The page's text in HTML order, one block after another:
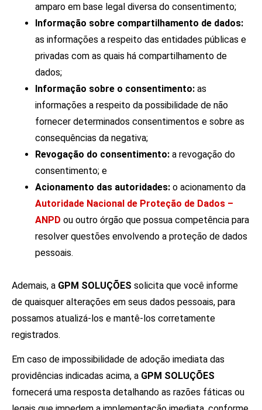
amparo em base legal diversa do consentimento;
Informação sobre compartilhamento de dados:
as informações a respeito das entidades públicas e
privadas com as quais há compartilhamento de
dados;
Informação sobre o consentimento: as
informações a respeito da possibilidade de não
fornecer determinados consentimentos e sobre as
consequências da negativa;
Revogação do consentimento: a revogação do
consentimento; e
Acionamento das autoridades: o acionamento da
Autoridade Nacional de Proteção de Dados –
ANPD ou outro órgão que possua competência para
resolver questões envolvendo a proteção de dados
pessoais.
Ademais, a GPM SOLUÇÕES solicita que você informe
de quaisquer alterações em seus dados pessoais, para
possamos atualizá-los e mantê-los corretamente
registrados.
Em caso de impossibilidade de adoção imediata das
providências indicadas acima, a GPM SOLUÇÕES
fornecerá uma resposta detalhando as razões fáticas ou